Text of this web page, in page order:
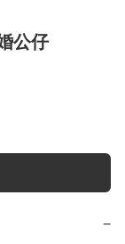
公仔
−